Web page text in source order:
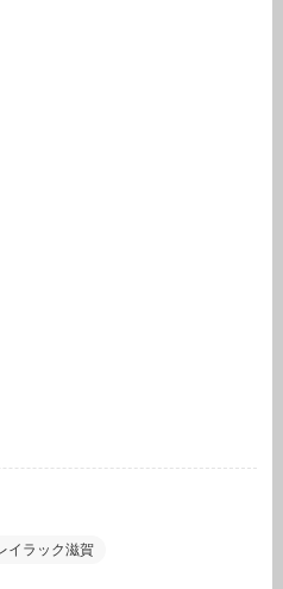
イラック滋賀